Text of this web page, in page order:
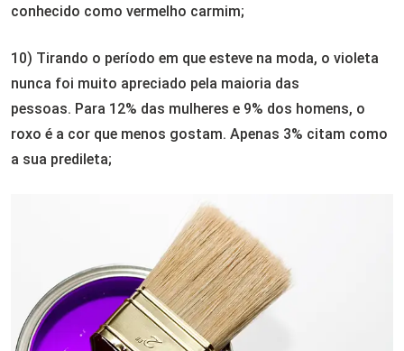
conhecido como vermelho carmim;
10) Tirando o período em que esteve na moda, o violeta
nunca foi muito apreciado pela maioria das
pessoas. Para 12% das mulheres e 9% dos homens, o
roxo é a cor que menos gostam. Apenas 3% citam como
a sua predileta;